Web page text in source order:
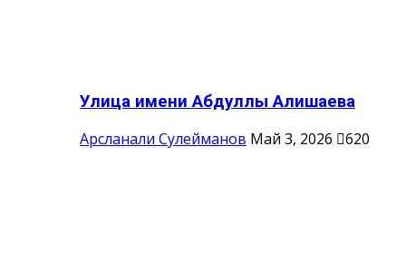
Улица имени Абдуллы Алишаева
Арсланали Сулейманов Май 3, 2026 620